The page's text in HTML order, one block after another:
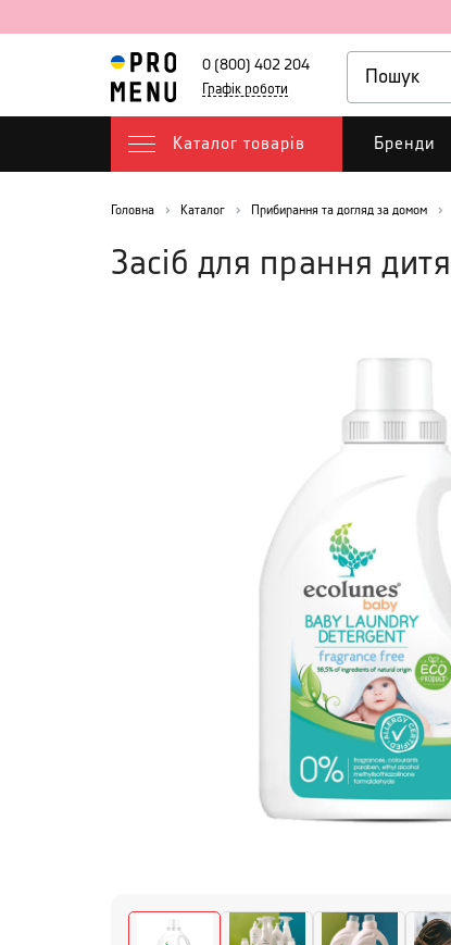
0 (800) 402 204
Графік роботи
Каталог товарів Бренди
Головна Каталог Прибирання та догляд за домом
Засіб для прання